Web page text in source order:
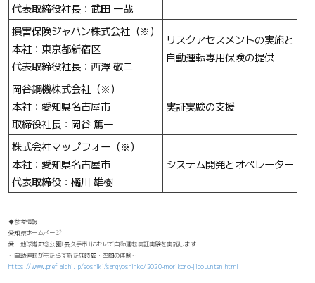
代表取締役社長：武田 一哉
損害保険ジャパン株式会社（※）
本社：東京都新宿区
代表取締役社長：西澤 敬二
リスクアセスメントの実施と
自動運転専用保険の提供
岡谷鋼機株式会社（※​）
本社：愛知県名古屋市
取締役社長：岡谷 篤一
実証実験の支援
株式会社マップフォー（※）
本社：愛知県名古屋市
代表取締役：橘川 雄樹
システム開発とオペレーター
◆参考情報
愛知県ホームページ
愛・地球博記念公園(長久手市)において自動運転実証実験を実施します
～自動運転がもたらす新たな時間・空間の体験～
https://www.pref.aichi.jp/soshiki/sangyoshinko/2020-morikoro-jidouunten.html